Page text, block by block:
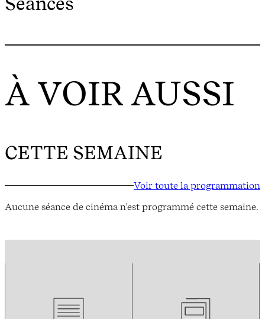
À VOIR AUSSI
CETTE SEMAINE
Voir toute la programmation
Aucune séance de cinéma n'est programmé cette semaine.